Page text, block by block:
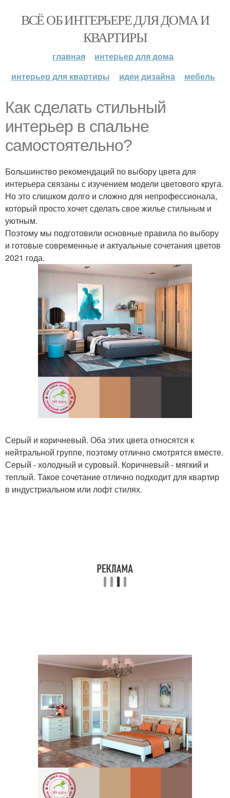
ВСЁ ОБ ИНТЕРЬЕРЕ ДЛЯ ДОМА И
КВАРТИРЫ
главная
интерьер для дома
интерьер для квартиры
идеи дизайна мебель
Как сделать стильный
интерьер в спальне
самостоятельно?
Большинство рекомендаций по выбору цвета для
интерьера связаны с изучением модели цветового круга.
Но это слишком долго и сложно для непрофессионала,
который просто хочет сделать свое жилье стильным и
уютным.
Поэтому мы подготовили основные правила по выбору
и готовые современные и актуальные сочетания цветов
2021 года.
Серый и коричневый. Оба этих цвета относятся к
нейтральной группе, поэтому отлично смотрятся вместе.
Серый - холодный и суровый. Коричневый - мягкий и
теплый. Такое сочетание отлично подходит для квартир
в индустриальном или лофт стилях.